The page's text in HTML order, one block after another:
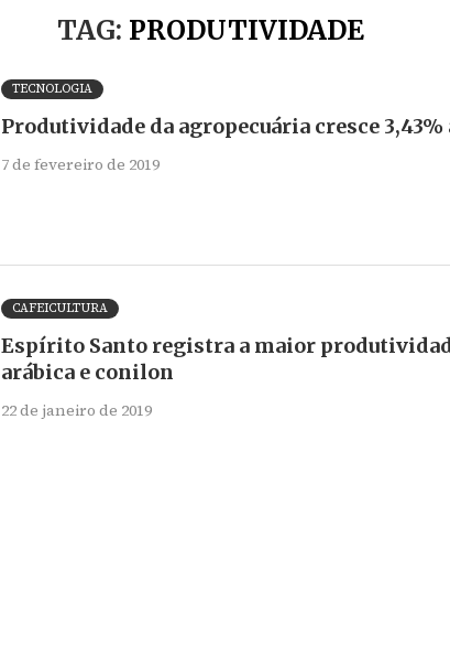
TAG: PRODUTIVIDADE
TECNOLOGIA
Produtividade da agropecuária cresce 3,43%
7 de fevereiro de 2019
CAFEICULTURA
Espírito Santo registra a maior
arábica e conilon
22 de janeiro de 2019